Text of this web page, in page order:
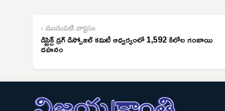
‹ మునుపటి వ్యాసం
డిస్ట్రిక్ట్ డ్రగ్ డిస్పోజల్ కమిటీ ఆధ్వర్యంలో 1,592 కిలోల గంజాయి
దహనం